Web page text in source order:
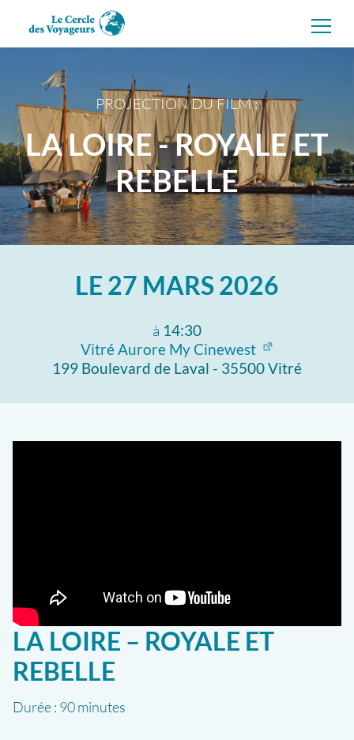
directement
contenu
PROJECTION DU FILM :
LA LOIRE - ROYALE ET
REBELLE
LE 27 MARS 2026
à 14:30
Vitré Aurore My Cinewest
199 Boulevard de Laval - 35500 Vitré
LA LOIRE – ROYALE ET
REBELLE
Durée : 90 minutes